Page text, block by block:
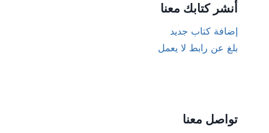
أنشر كتابك معنا
إضافة كتاب جديد
بلغ عن رابط لا يعمل
تواصل معنا